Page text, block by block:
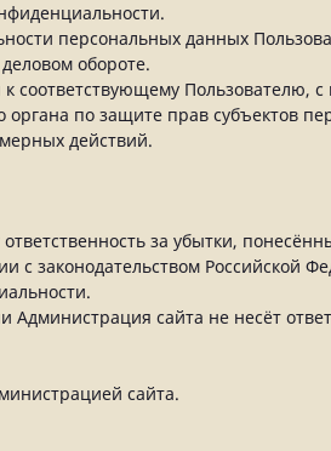
персональных данных
обороте.
соответствующему Пользователю,
органа по защите прав субъектов
действий.
за убытки,
законодательством Российской
сайта не несёт
сайта.